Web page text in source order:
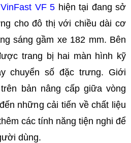
VinFast VF 5 hiện tại đang sở
cho đô thị với chiều dài cơ
sáng gầm xe 182 mm. Bên
trang bị hai màn hình kỹ
chuyển số đặc trưng. Giới
bản nâng cấp giữa vòng
những cải tiến về chất liệu
các tính năng tiện nghi để
dùng.